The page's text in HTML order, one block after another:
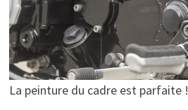
La peinture du cadre est parfaite !